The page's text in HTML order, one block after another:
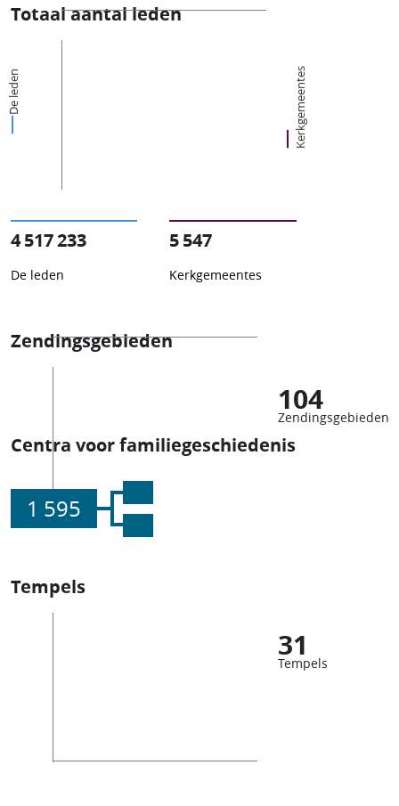
Totaal aantal leden
De leden Kerkgemeentes
4 517 233
De leden
5 547
Kerkgemeentes
Zendingsgebieden
104
Zendingsgebieden
Centra voor familiegeschiedenis
1 595
Tempels
31
Tempels